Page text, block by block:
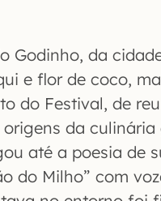
Godinho, da
e flor de coco,
do Festival, de
da
até a poesia de
do Milho” com